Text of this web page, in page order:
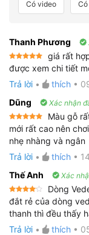
Có video
Thanh Phương
Được xếp
hạng5 5
giá rất
được xem chi tiết
Trả lời • thích •
Dũng
Xác nhận
Được xếp
hạng55
sao
Màu gỗ
mới rất cao nên
nhẹ nhàng và ngân
Trả lời • thích •
Thế Anh
Xác
Được
xếp
hạng4
5 sao
Dòng
đắt rẻ của dòng
thanh thì đều thấy
Trả lời • thích •